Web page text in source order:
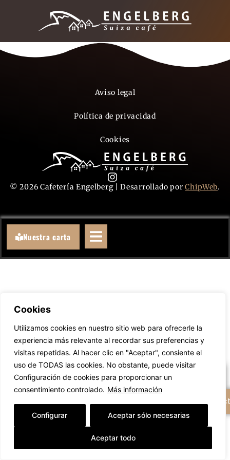
Cookies
Utilizamos cookies en nuestro sitio web para ofrecerle la
experiencia más relevante al recordar sus preferencias y
visitas repetidas. Al hacer clic en "Aceptar", consiente el
uso de TODAS las cookies. No obstante, puede visitar
Configuración de cookies para proporcionar un
consentimiento controlado. Más información
Configurar Aceptar sólo necesarias
Aceptar todo
© 2026 Cafetería Engelberg | Desarrollado porChipWeb.
Aviso legal
Política de privacidad
Cookies
Nuestra carta
Llámanos
WhatsAppeanos
Escríbenos un email
+ Opciones de